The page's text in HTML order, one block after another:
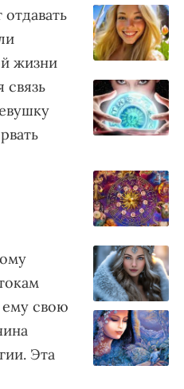
жизни
ему свою
Эта